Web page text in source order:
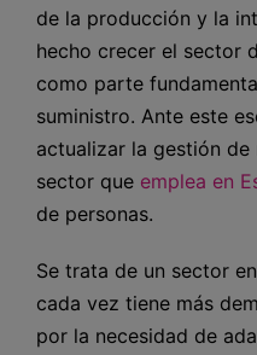
de la producción y la
hecho crecer el sector
como parte
suministro. Ante este
actualizar la gestión de
sector que emplea en
de personas.
Se trata de un sector
cada vez tiene más
por la necesidad de